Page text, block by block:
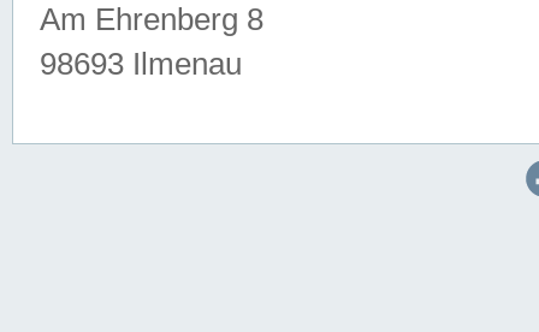
Am Ehrenberg 8
98693 Ilmenau